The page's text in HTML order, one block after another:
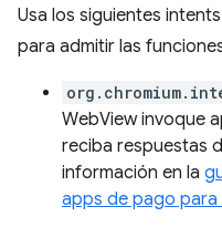
Usa los siguientes
para admitir las
WebView invoque
reciba respuestas
información en la
apps de pago para